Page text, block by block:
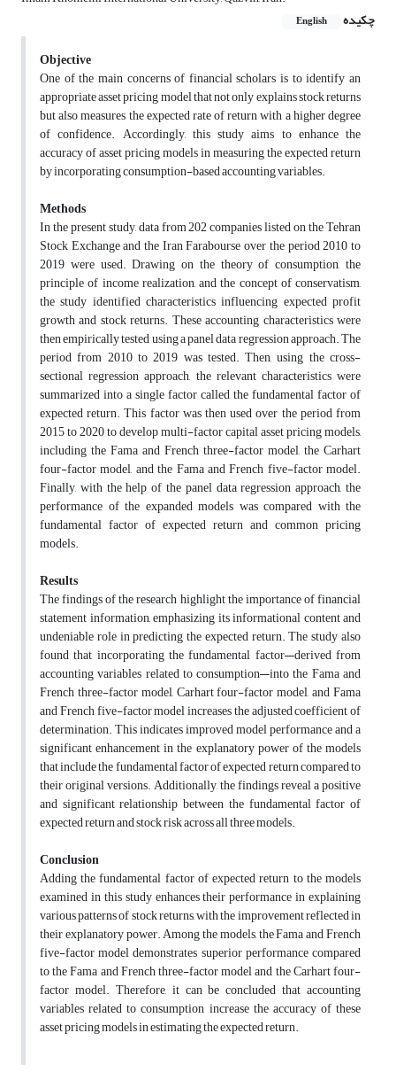
چکیده
English
Objective
One of the main concerns of financial scholars is to identify an
appropriate asset pricing model that not only explains stock returns
but also measures the expected rate of return with a higher degree
of confidence. Accordingly, this study aims to enhance the
accuracy of asset pricing models in measuring the expected return
by incorporating consumption-based accounting variables.
Methods
In the present study, data from 202 companies listed on the Tehran
Stock Exchange and the Iran Farabourse over the period 2010 to
2019 were used. Drawing on the theory of consumption, the
principle of income realization, and the concept of conservatism,
the study identified characteristics influencing expected profit
growth and stock returns. These accounting characteristics were
then empirically tested using a panel data regression approach. The
period from 2010 to 2019 was tested. Then, using the cross-
sectional regression approach, the relevant characteristics were
summarized into a single factor called the fundamental factor of
expected return. This factor was then used over the period from
2015 to 2020 to develop multi-factor capital asset pricing models,
including the Fama and French three-factor model, the Carhart
four-factor model, and the Fama and French five-factor model.
Finally, with the help of the panel data regression approach, the
performance of the expanded models was compared with the
fundamental factor of expected return and common pricing
models.
Results
The findings of the research highlight the importance of financial
statement information, emphasizing its informational content and
undeniable role in predicting the expected return. The study also
found that incorporating the fundamental factor—derived from
accounting variables related to consumption—into the Fama and
French three-factor model, Carhart four-factor model, and Fama
and French five-factor model increases the adjusted coefficient of
determination. This indicates improved model performance and a
significant enhancement in the explanatory power of the models
that include the fundamental factor of expected return compared to
their original versions. Additionally, the findings reveal a positive
and significant relationship between the fundamental factor of
expected return and stock risk across all three models.
Conclusion
Adding the fundamental factor of expected return to the models
examined in this study enhances their performance in explaining
various patterns of stock returns, with the improvement reflected in
their explanatory power. Among the models, the Fama and French
five-factor model demonstrates superior performance compared
to the Fama and French three-factor model and the Carhart four-
factor model. Therefore, it can be concluded that accounting
variables related to consumption increase the accuracy of these
asset pricing models in estimating the expected return.